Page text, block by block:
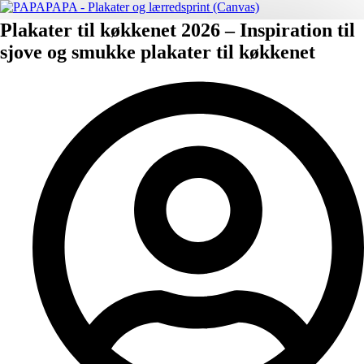
Plakater til køkkenet 2026 – Inspiration til
sjove og smukke plakater til køkkenet